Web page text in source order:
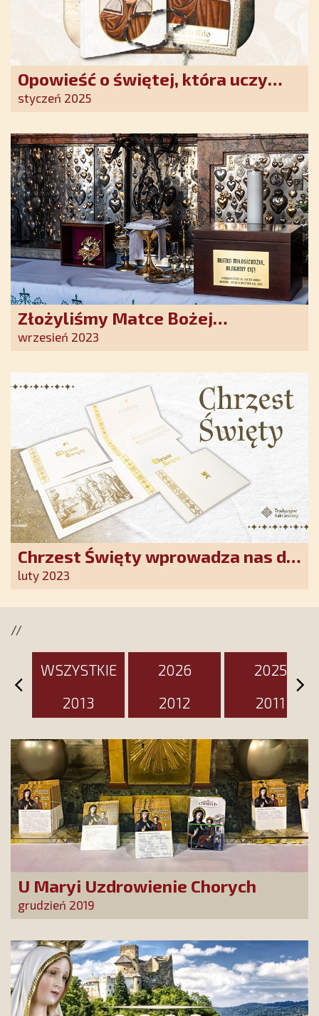
Opowieść o świętej, która uczy
szczerego oddania się Bogu.
nadziei w XXI wieku
styczeń 2025
Złożyliśmy Matce Bożej
Ostrobramskiej pozłacane wotum
wrzesień 2023
Chrzest Święty wprowadza nas do
wspólnoty Kościoła. Nasz pakiet
luty 2023
//
WSZYSTKIE 2026
2025
2013
2012 2011
U Maryi Uzdrowienie Chorych
grudzień 2019